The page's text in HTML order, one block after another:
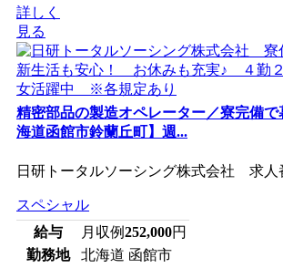
詳しく
見る
精密部品の製造オペレーター／寮完備で
海道函館市鈴蘭丘町】週...
日研トータルソーシング株式会社 求人
スペシャル
給与
月収例252,000円
勤務地
北海道 函館市